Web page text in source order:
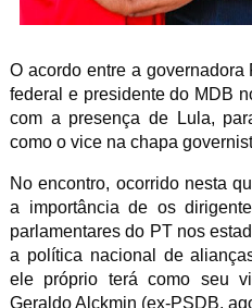
O acordo entre a
federal e presidente do MDB
com a presença de Lula,
como o vice na chapa
No encontro, ocorrido nesta
a importância de os
parlamentares do PT nos
a política nacional de
ele próprio terá como seu
Geraldo Alckmin (ex-PSDB,